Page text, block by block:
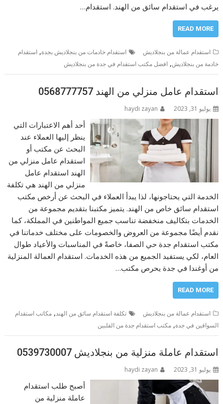
يرغب في استقدام سائق من الهند. استقدام…
READ MORE
استقدام عمالة من بنجلاديش استقدام خادمات من بنجلاديش بجدة,استقدام
خادمة من بنجلاديش,افضل مكتب استقدام في جدة من بنجلاديش
استقدام عامل منزلي من الهند 0568777757
يوليو 31, 2023 haydi zayan
أحد أهم الاعتبارات التي
ينظر إليها العملاء عند
البحث عن مكتب أو
استقدام عامل منزلي من
الهند استقدام عامل
منزلي من الهند هي تكلفة
الخدمة التي يحتاجونها، لذا يبدأ العملاء في البحث عن أرخص مكتب
استقدام سائق خاص من الهند. يتميز مكتبنا بتقديم مجموعة من
الخدمات بتكاليف منخفضة تناسب جميع المواطنين في المملكة، كما
نقدم أيضًا مجموعة من العروض والخصومات على مختلف خدماتنا في
مكتب استقدام جدة حي الصفا، خاصةً في المناسبات والأعياد طوال
العام، لكي يستفيد الجميع من هذه الخدمات. استقدام العمالة المنزلية
من أوغندا في جدة يحرص مكتب…
READ MORE
استقدام عمالة من بنجلاديش تكلفة استقدام سائق من الهند,مكاتب استقدام
السواقين في جدة,مكتب استقدام جدة من الفلبين
استقدام عاملة منزلية من بنجلاديش 0539730007
يوليو 31, 2023 haydi zayan
أصبح طلب استقدام
عاملة منزلية من